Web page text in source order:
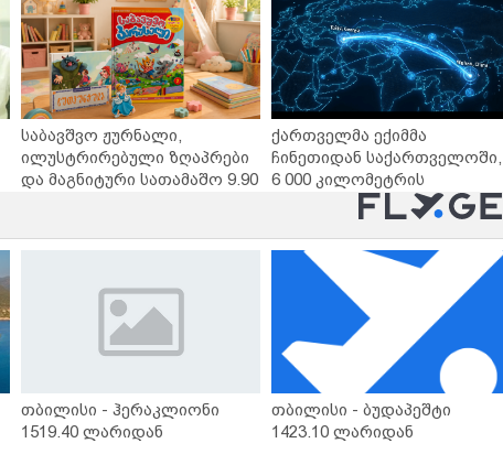
საბავშვო ჟურნალი,
ილუსტრირებული ზღაპრები
და მაგნიტური სათამაშო 9.90
სერია დაიწყო
ქართველმა ექიმმა
ჩინეთიდან საქართველოში,
6 000 კილომეტრის
დაშორებით,
ტელერობოტული ოპერაცია
ჩაატარა - ისტორია
დაწერილია
თბილისი - ჰერაკლიონი
1519.40 ლარიდან
თბილისი - ბუდაპეშტი
1423.10 ლარიდან